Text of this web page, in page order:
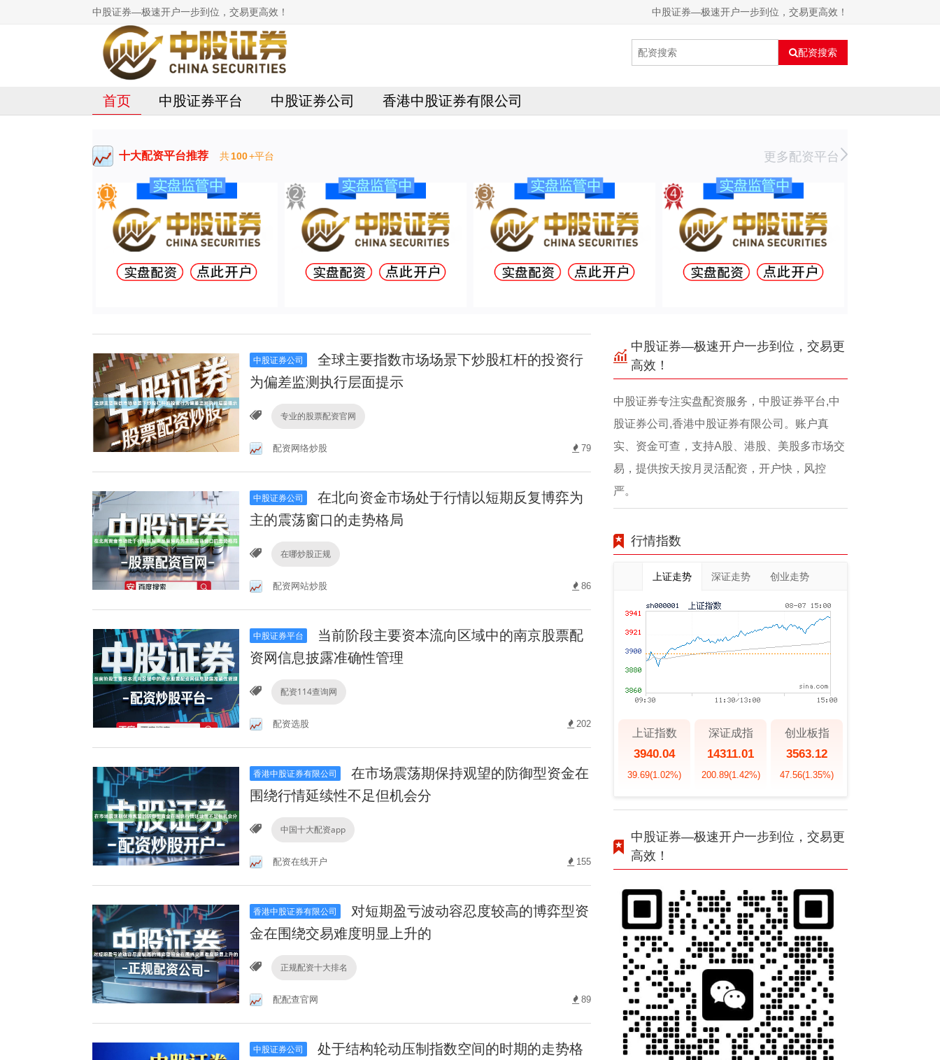
中股证券—极速开户一步到位，交易更高效！ 中股证券—极速开户一步到位，交易更高效！
配资搜索
首页 中股证券平台 中股证券公司 香港中股证券有限公司
十大配资平台推荐 共100+平台 更多配资平台
中股证券公司
全球主要指数市场场景下炒股杠杆的投资行
为偏差监测执行层面提示
专业的股票配资官网
配资网络炒股 79
中股证券公司
在北向资金市场处于行情以短期反复博弈为
主的震荡窗口的走势格局
在哪炒股正规
配资网站炒股 86
中股证券平台
当前阶段主要资本流向区域中的南京股票配
资网信息披露准确性管理
配资114查询网
配资选股 202
香港中股证券有限公司
在市场震荡期保持观望的防御型资金在
围绕行情延续性不足但机会分
中国十大配资app
配资在线开户 155
香港中股证券有限公司
对短期盈亏波动容忍度较高的博弈型资
金在围绕交易难度明显上升的
正规配资十大排名
配配查官网 89
中股证券公司
处于结构轮动压制指数空间的时期的走势格
中股证券—极速开户一步到位，交易更
高效！
中股证券专注实盘配资服务，中股证券平台,中
股证券公司,香港中股证券有限公司。账户真
实、资金可查，支持A股、港股、美股多市场交
易，提供按天按月灵活配资，开户快，风控
严。
行情指数
上证走势 深证走势 创业走势
上证指数
3940.04
39.69(1.02%)
深证成指
14311.01
200.89(1.42%)
创业板指
3563.12
47.56(1.35%)
中股证券—极速开户一步到位，交易更
高效！